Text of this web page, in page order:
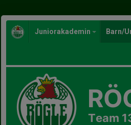
Juniorakademin Barn/
Team